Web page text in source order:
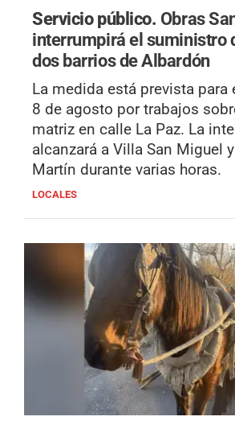
Servicio público. Obras
interrumpirá el suministro
dos barrios de Albardón
La medida está prevista para
8 de agosto por trabajos
matriz en calle La Paz. La
alcanzará a Villa San Miguel
Martín durante varias horas.
LOCALES